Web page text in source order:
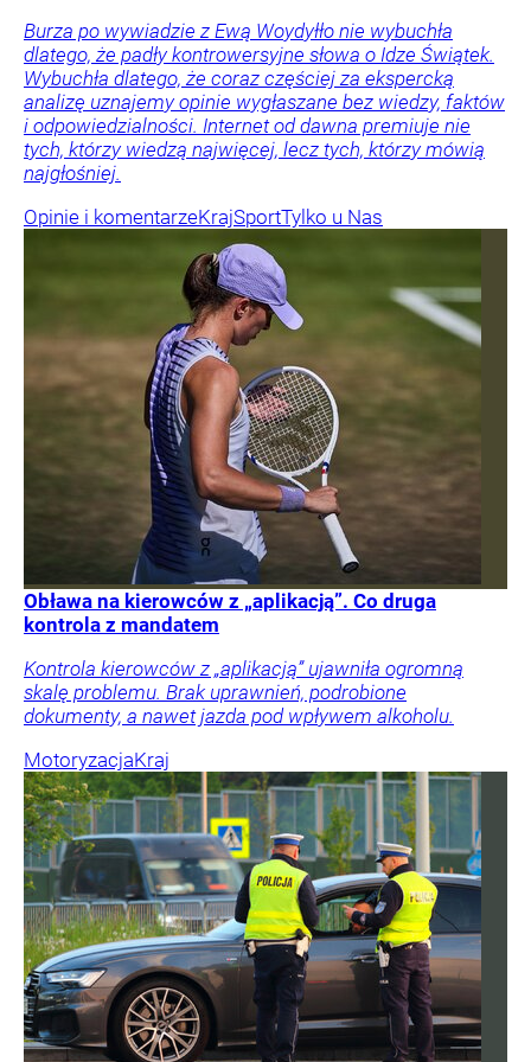
Burza po wywiadzie z Ewą Woydyłło nie wybuchła
dlatego, że padły kontrowersyjne słowa o Idze Świątek.
Wybuchła dlatego, że coraz częściej za ekspercką
analizę uznajemy opinie wygłaszane bez wiedzy, faktów
i odpowiedzialności. Internet od dawna premiuje nie
tych, którzy wiedzą najwięcej, lecz tych, którzy mówią
najgłośniej.
Opinie i komentarzeKrajSportTylko u Nas
Obława na kierowców z „aplikacją”. Co druga
kontrola z mandatem
Kontrola kierowców z „aplikacją” ujawniła ogromną
skalę problemu. Brak uprawnień, podrobione
dokumenty, a nawet jazda pod wpływem alkoholu.
MotoryzacjaKraj